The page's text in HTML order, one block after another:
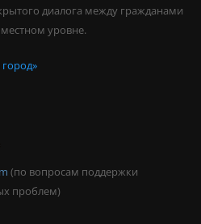
диалога между гражданами
местном уровне.
(по вопросам поддержки
проблем)